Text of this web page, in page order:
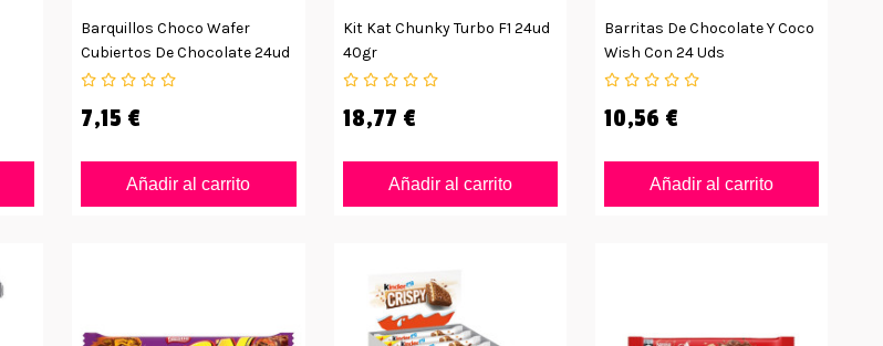
Barquillos Choco Wafer
Cubiertos De Chocolate 24ud
7,15 €
Añadir al carrito
Kit Kat Chunky Turbo F1 24ud
40gr
18,77 €
Añadir al carrito
Barritas De Chocolate Y Coco
Wish Con 24 Uds
10,56 €
Añadir al carrito